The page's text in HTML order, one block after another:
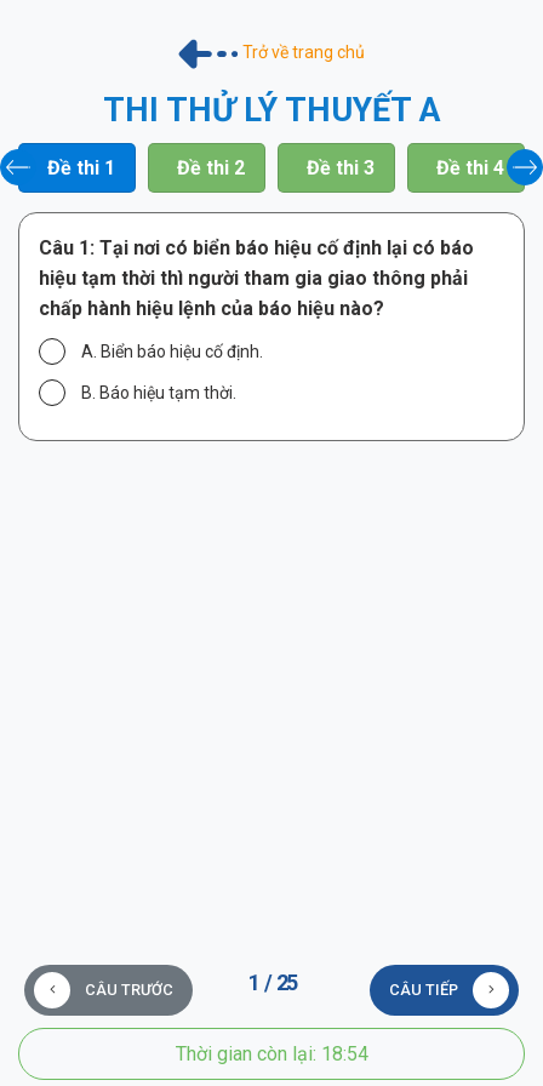
Trở về trang chủ
THI THỬ LÝ THUYẾT A
Đề thi 1 Đề thi 2 Đề thi 3 Đề thi 4
Câu 1: Tại nơi có biển báo hiệu cố định lại có báo
hiệu tạm thời thì người tham gia giao thông phải
chấp hành hiệu lệnh của báo hiệu nào?
A. Biển báo hiệu cố định.
B. Báo hiệu tạm thời.
1 / 25
CÂU TRƯỚC CÂU TIẾP
Thời gian còn lại: 18:54